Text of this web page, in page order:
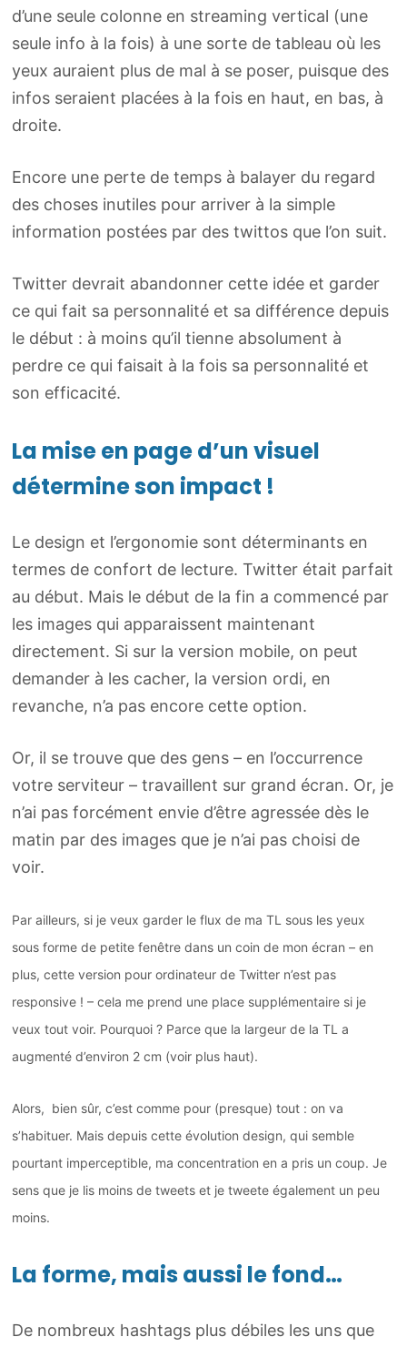
d’une seule colonne en streaming vertical (une
seule info à la fois) à une sorte de tableau où les
yeux auraient plus de mal à se poser, puisque des
infos seraient placées à la fois en haut, en bas, à
droite.
Encore une perte de temps à balayer du regard
des choses inutiles pour arriver à la simple
information postées par des twittos que l’on suit.
Twitter devrait abandonner cette idée et garder
ce qui fait sa personnalité et sa différence depuis
le début : à moins qu’il tienne absolument à
perdre ce qui faisait à la fois sa personnalité et
son efficacité.
La mise en page d’un visuel
détermine son impact !
Le design et l’ergonomie sont déterminants en
termes de confort de lecture. Twitter était parfait
au début. Mais le début de la fin a commencé par
les images qui apparaissent maintenant
directement. Si sur la version mobile, on peut
demander à les cacher, la version ordi, en
revanche, n’a pas encore cette option.
Or, il se trouve que des gens – en l’occurrence
votre serviteur – travaillent sur grand écran. Or, je
n’ai pas forcément envie d’être agressée dès le
matin par des images que je n’ai pas choisi de
voir.
Par ailleurs, si je veux garder le flux de ma TL sous les yeux
sous forme de petite fenêtre dans un coin de mon écran – en
plus, cette version pour ordinateur de Twitter n’est pas
responsive ! – cela me prend une place supplémentaire si je
veux tout voir. Pourquoi ? Parce que la largeur de la TL a
augmenté d’environ 2 cm (voir plus haut).
Alors, bien sûr, c’est comme pour (presque) tout : on va
s’habituer. Mais depuis cette évolution design, qui semble
pourtant imperceptible, ma concentration en a pris un coup. Je
sens que je lis moins de tweets et je tweete également un peu
moins.
La forme, mais aussi le fond…
De nombreux hashtags plus débiles les uns que